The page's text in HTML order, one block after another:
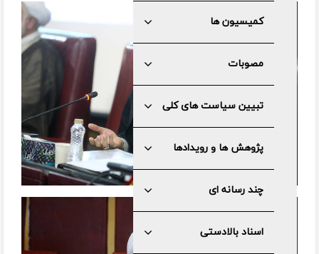
کمیسیون ها
مصوبات
تبیین سیاست های کلی
پژوهش ها و رویدادها
چند رسانه ای
اسناد بالادستی